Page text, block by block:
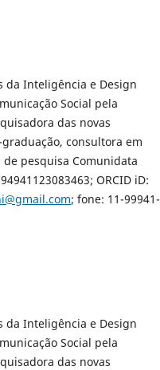
da Inteligência e Design
Social pela
das novas
consultora em
pesquisa Comunidata
ORCID iD:
; fone: 11-99941-
da Inteligência e Design
Social pela
das novas